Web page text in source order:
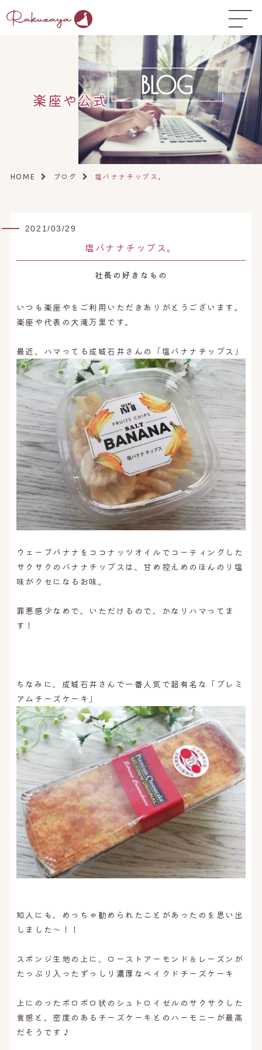
TOP
はじめての方へ
コース料金
よくある質問
お悩み温活ガイド▼
店舗一覧▼
開業サポート
オンライン予約はこちら
楽座や公式
HOME ブログ 塩バナナチップス。
2021/03/29
塩バナナチップス。
社長の好きなもの
いつも楽座やをご利用いただきありがとうございます。
楽座や代表の大滝万里です。
最近、ハマってる成城石井さんの「塩バナナチップス」
ウェーブバナナをココナッツオイルでコーティングした
サクサクのバナナチップスは、甘め控えめのほんのり塩
味がクセになるお味。
罪悪感少なめで、いただけるので、かなりハマってま
す！
ちなみに、成城石井さんで一番人気で超有名な「プレミ
アムチーズケーキ」
知人にも、めっちゃ勧められたことがあったのを思い出
しました〜！！
スポンジ生地の上に、ローストアーモンド＆レーズンが
たっぷり入ったずっしり濃厚なベイクドチーズケーキ
上にのったポロポロ状のシュトロイゼルのサクサクした
食感と、密度のあるチーズケーキとのハーモニーが最高
だそうです♪